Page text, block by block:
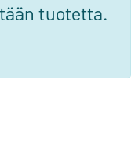
tuotetta.